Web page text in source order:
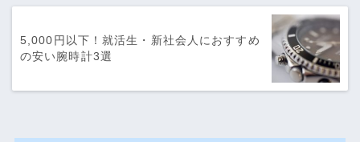
5,000円以下！就活生・新社会人におすすめ
の安い腕時計3選